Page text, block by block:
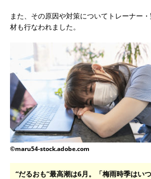
また、その原因や対策についてトレーナー
材も行なわれました。
©maru54-stock.adobe.com
“だるおも”最高潮は6月。「梅雨時季はい